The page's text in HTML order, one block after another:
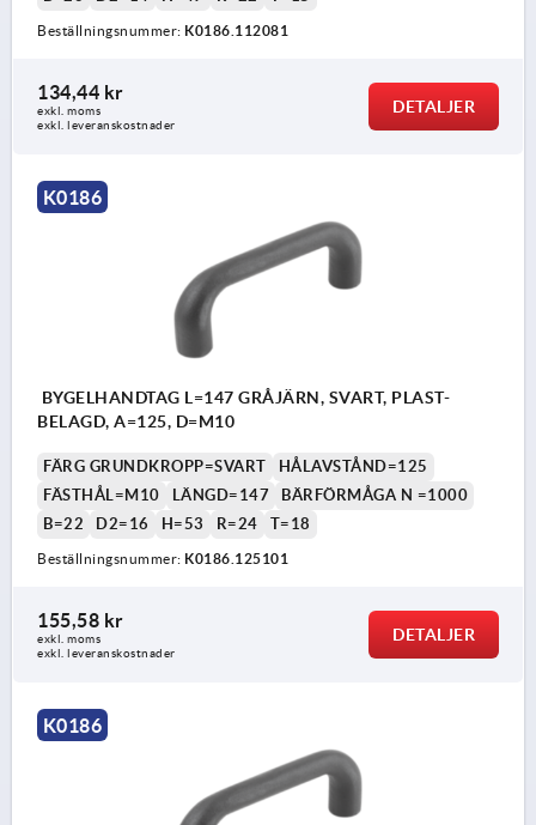
Beställningsnummer: K0186.112081
134,44 kr
exkl. moms
exkl. leveranskostnader
DETALJER
K0186
BYGELHANDTAG L=147 GRÅJÄRN, SVART, PLAST-
BELAGD, A=125, D=M10
FÄRG GRUNDKROPP=SVART
HÅLAVSTÅND=125
FÄSTHÅL=M10
LÄNGD=147
BÄRFÖRMÅGA N =1000
B=22
D2=16 H=53 R=24 T=18
Beställningsnummer: K0186.125101
155,58 kr
exkl. moms
exkl. leveranskostnader
DETALJER
K0186